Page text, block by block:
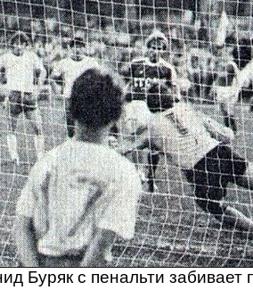
Буряк с пенальти забивает